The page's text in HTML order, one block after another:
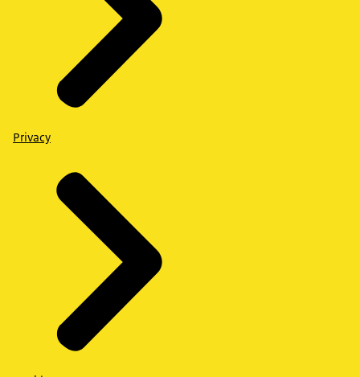
Privacy